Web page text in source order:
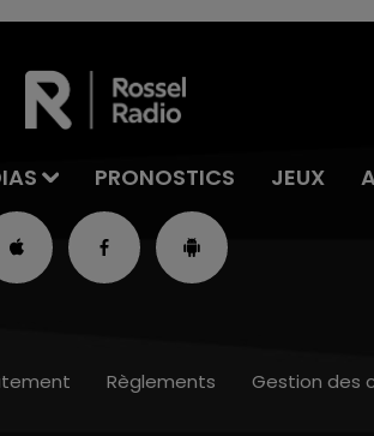
PRONOSTICS JEUX
Règlements Gestion des